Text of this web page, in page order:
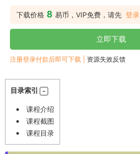
下载价格 8 易币，VIP免费，请先 登录
立即下载
注册登录付款后即可下载 | 资源失效反馈
目录索引
课程介绍
课程截图
课程目录